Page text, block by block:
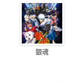
銀魂